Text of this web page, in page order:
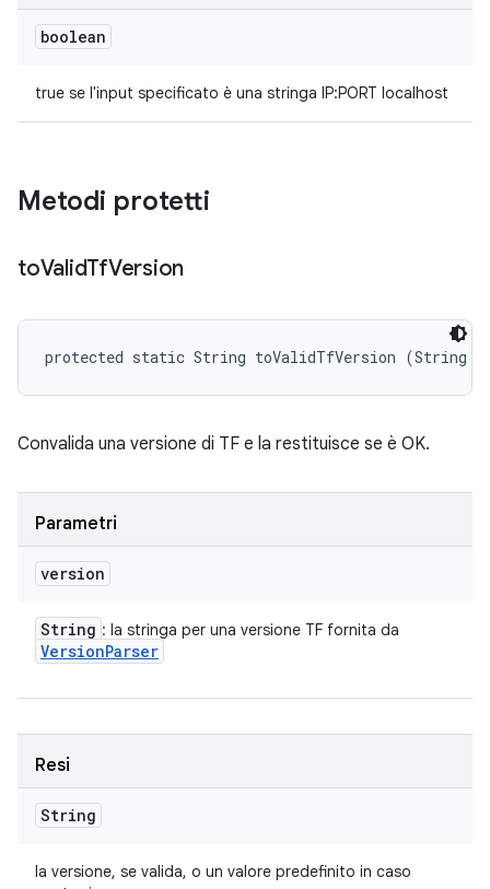
boolean
true se l'input specificato è una stringa IP:PORT localhost
Metodi protetti
toValidTfVersion
protected static String toValidTfVersion (String
Convalida una versione di TF e la restituisce se è OK.
Parametri
version
String : la stringa per una versione TF fornita da
VersionParser
Resi
String
la versione, se valida, o un valore predefinito in caso